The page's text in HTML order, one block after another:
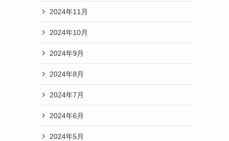
2024年11月
2024年10月
2024年9月
2024年8月
2024年7月
2024年6月
2024年5月